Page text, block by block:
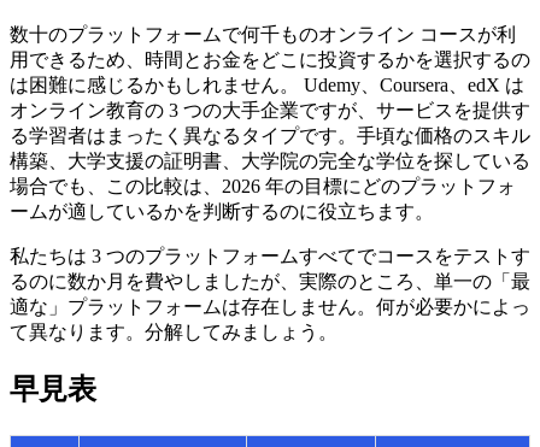
数十のプラットフォームで何千ものオンライン コースが利
用できるため、時間とお金をどこに投資するかを選択するの
は困難に感じるかもしれません。 Udemy、Coursera、edX は
オンライン教育の 3 つの大手企業ですが、サービスを提供す
る学習者はまったく異なるタイプです。手頃な価格のスキル
構築、大学支援の証明書、大学院の完全な学位を探している
場合でも、この比較は、2026 年の目標にどのプラットフォ
ームが適しているかを判断するのに役立ちます。
私たちは 3 つのプラットフォームすべてでコースをテストす
るのに数か月を費やしましたが、実際のところ、単一の「最
適な」プラットフォームは存在しません。何が必要かによっ
て異なります。分解してみましょう。
早見表